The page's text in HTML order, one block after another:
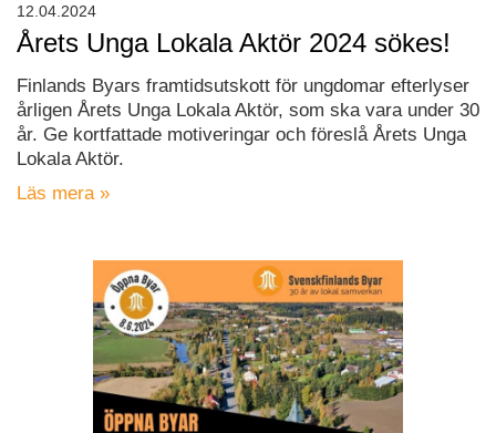
Årets Unga Lokala Aktör 2024 sökes!
Finlands Byars framtidsutskott för ungdomar efterlyser
årligen Årets Unga Lokala Aktör, som ska vara under 30
år. Ge kortfattade motiveringar och föreslå Årets Unga
Lokala Aktör.
Läs mera »
12.04.2024